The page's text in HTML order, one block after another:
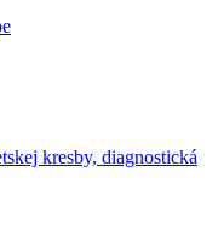
kresby, diagnostická